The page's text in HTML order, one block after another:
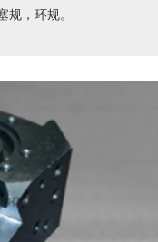
，环规。